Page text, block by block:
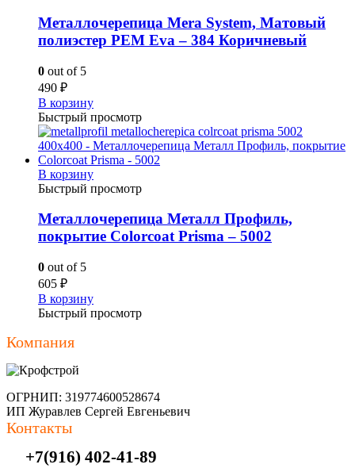
Металлочерепица Mera System, Матовый
полиэстер PEM Eva – 384 Коричневый
0 out of 5
490 ₽
В корзину
Быстрый просмотр
В корзину
Быстрый просмотр
Металлочерепица Металл Профиль,
покрытие Colorcoat Prisma – 5002
0 out of 5
605 ₽
В корзину
Быстрый просмотр
Компания
ОГРНИП: 319774600528674
ИП Журавлев Сергей Евгеньевич
Контакты
+7(916) 402-41-89